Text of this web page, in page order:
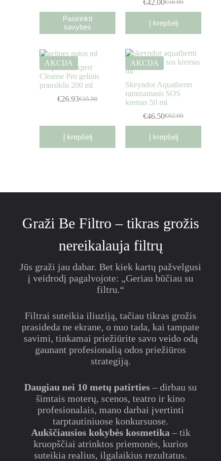
Pasirinkti
savybes
€56.00
€42.00
Į krepšelį
AKCIJA
Skeyndor Expert
Cleanse Pro gelinis
prausiklis 200 ml
€35.90
€26.93
Į krepšelį
AKCIJA
Skeyndor Aquatherm
raminamasis SOS
kremas 50 ml
€62.00
€46.50
Į krepšelį
Graži Be Filtro – tikras grožis
nereikalauja filtrų
Jūs graži jau dabar. Bet kiek kartų pažvelgusi
į veidrodį pagalvojote: „Geriau būčiau su
filtru.“
Filtrai suteikia iliuziją, tačiau tikras grožis
prasideda ne ekrane, o nuo tada, kai tampate
savimi, tinkamai priežiūrite savo veido odą
gaunant profesionalią odos priežiūros
strategiją.
Daugiau nei 10 metų patirties – dirbau su
šimtais moterų, scenos, teatro ir kino
profesionalais, mano darbai įvertinti
tarptautiniuose konkursuose.
Aukščiausios kokybės kosmetika – tik
kruopščiai atrinktos priemonės, kurios
suteikia realius, ilgalaikius rezultatus.